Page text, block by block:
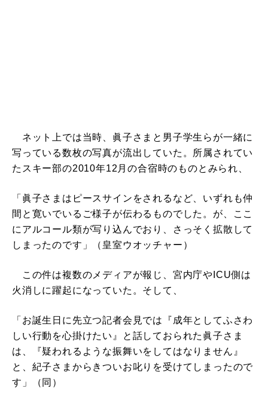
ネット上では当時、眞子さまと男子学生らが一緒に
写っている数枚の写真が流出していた。所属されてい
たスキー部の2010年12月の合宿時のものとみられ、
「眞子さまはピースサインをされるなど、いずれも仲
間と寛いでいるご様子が伝わるものでした。が、ここ
にアルコール類が写り込んでおり、さっそく拡散して
しまったのです」（皇室ウオッチャー）
この件は複数のメディアが報じ、宮内庁やICU側は
火消しに躍起になっていた。そして、
「お誕生日に先立つ記者会見では『成年としてふさわ
しい行動を心掛けたい』と話しておられた眞子さま
は、『疑われるような振舞いをしてはなりません』
と、紀子さまからきついお叱りを受けてしまったので
す」（同）